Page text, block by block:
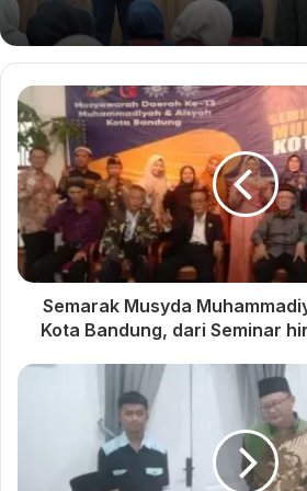
menghargai perjalanan hidup dan
serta mengambil hikmah yang dapat
kehidupan sehari-hari.
Masjid Raya Mujahidin Bandung
nobar film ini tidak hanya menjadi
karyawan mereka, tetapi juga dapat
masyarakat luas dalam
perjuangan dan pemikiran yang
Meriahkan Milad
Muhammadiyah ke-111, PDM
Subang Gelar Nonton
Bareng Film Buya Hamka
Perkuat
Para
Arqam
Jamaah Jumat Masjid Raya
Semarak Musyda
Kota Bandung, dari Seminar